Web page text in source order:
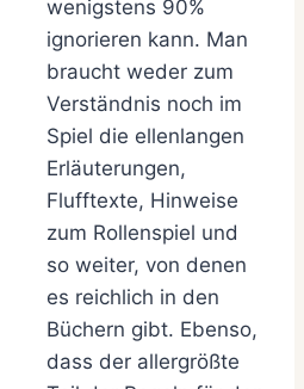
wenigstens 90%
ignorieren kann. Man
braucht weder zum
Verständnis noch im
Spiel die ellenlangen
Erläuterungen,
Flufftexte, Hinweise
zum Rollenspiel und
so weiter, von denen
es reichlich in den
Büchern gibt. Ebenso,
dass der allergrößte